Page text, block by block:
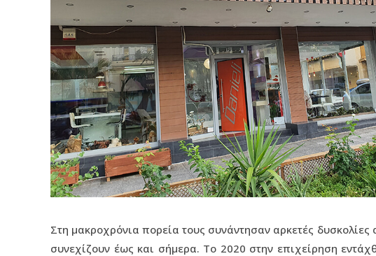
Στη μακροχρόνια πορεία τους συνάντησαν αρκετές
συνεχίζουν έως και σήμερα. Το 2020 στην επιχείρηση